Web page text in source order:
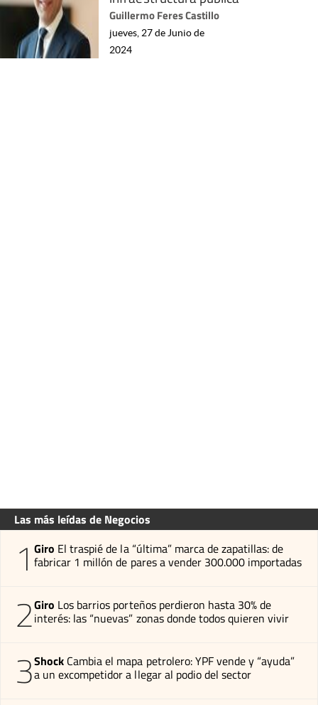
Guillermo Feres Castillo
jueves, 27 de Junio de
2024
Las más leídas de Negocios
1 Giro El traspié de la “última” marca de zapatillas: de
fabricar 1 millón de pares a vender 300.000 importadas
2Giro Los barrios porteños perdieron hasta 30% de
interés: las “nuevas” zonas donde todos quieren vivir
3Shock Cambia el mapa petrolero: YPF vende y “ayuda”
a un excompetidor a llegar al podio del sector